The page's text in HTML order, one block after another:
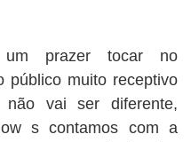
prazer tocar no
público muito receptivo
vai ser diferente,
s contamos com a